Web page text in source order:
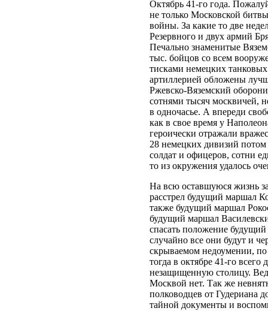
Октябрь 41-го года.
не только Московской
войны. За какие то две
Резервного и двух армий
Печально знаменитые
тыс. бойцов со всем
тисками немецких
артиллерией обложены
Ржевско-Вяземский
сотнями тысяч москвичей,
в одночасье. А впереди
как в свое время у
героически отражали
28 немецких дивизий
солдат и офицеров, сотни
то из окружения удалось
На всю оставшуюся жизнь
расстрел будущий маршал
также будущий маршал
будущий маршал
спасать положение
случайно все они будут и
скрываемом недоумении,
тогда в октябре 41-го
незащищенную столицу.
Москвой нет. Так же
полководцев от Гудериана
тайной документы и